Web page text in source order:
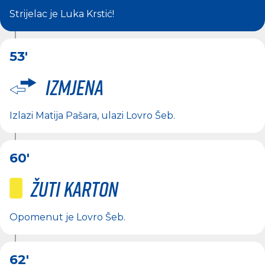
Strijelac je Luka Krstić!
53'
Izmjena
Izlazi Matija Pašara, ulazi Lovro Šeb.
60'
Žuti karton
Opomenut je Lovro Šeb.
62'